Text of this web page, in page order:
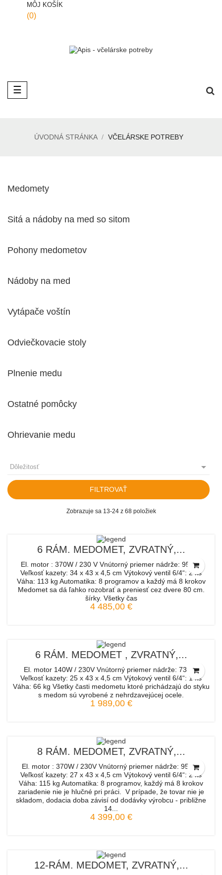
MÔJ KOŠÍK
(0)
Toggle
navigation
☰
ÚVODNÁ STRÁNKA VČELÁRSKE POTREBY
Medomety
Sitá a nádoby na med so sitom
Pohony medometov
Nádoby na med
Vytápače voštín
Odviečkovacie stoly
Plnenie medu
Ostatné pomôcky
Ohrievanie medu
Dôležitosť 
FILTROVAŤ
Zobrazuje sa 13-24 z 68 položiek
6 RÁM. MEDOMET, ZVRATNÝ,...
El. motor : 370W / 230 V Vnútorný priemer nádrže: 95 cm
Veľkosť kazety: 34 x 43 x 4,5 cm Výtokový ventil 6/4“: 2 ks
Váha: 113 kg Automatika: 8 programov a každý má 8 krokov
Medomet sa dá ľahko rozobrať a preniesť cez dvere 80 cm.
šírky. Všetky čas
4 485,00 €
6 RÁM. MEDOMET , ZVRATNÝ,...
El. motor 140W / 230V Vnútorný priemer nádrže: 73 cm
Veľkosť kazety: 25 x 43 x 4,5 cm Výtokový ventil 6/4“: 1 ks
Váha: 66 kg Všetky časti medometu ktoré prichádzajú do styku
s medom sú vyrobené z nehrdzavejúcej ocele.
1 989,00 €
8 RÁM. MEDOMET, ZVRATNÝ,...
El. motor : 370W / 230V Vnútorný priemer nádrže: 95 cm
Veľkosť kazety: 27 x 43 x 4,5 cm Výtokový ventil 6/4“: 2 ks
Váha: 115 kg Automatika: 8 programov, každý má 8 krokov
zariadenie nie je hlučné pri práci. V prípade, že tovar nie je
skladom, dodacia doba závisí od dodávky výrobcu - približne
14...
4 399,00 €
12-RÁM. MEDOMET, ZVRATNÝ,...